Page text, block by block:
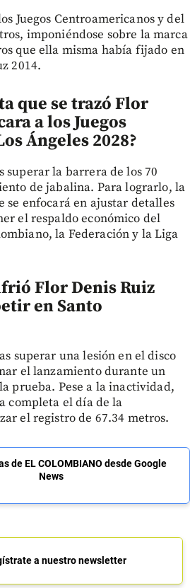
Juegos Centroamericanos y del
imponiéndose sobre la marca
que ella misma había fijado en
2014.
que se trazó Flor
a los Juegos
Ángeles 2028?
superar la barrera de los 70
de jabalina. Para lograrlo, la
se enfocará en ajustar detalles
el respaldo económico del
la Federación y la Liga
Flor Denis Ruiz
en Santo
superar una lesión en el disco
el lanzamiento durante un
prueba. Pese a la inactividad,
completa el día de la
el registro de 67.34 metros.
de EL COLOMBIANO desde Google
News
a nuestro newsletter